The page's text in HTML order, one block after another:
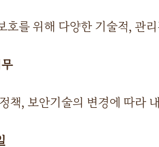
호를 위해 다양한 기술적, 관
책, 보안기술의 변경에 따라